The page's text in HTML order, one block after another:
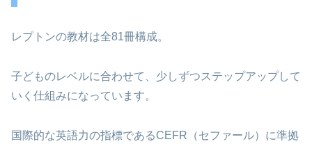
レプトンの教材は全81冊構成。
子どものレベルに合わせて、少しずつステップアップして
いく仕組みになっています。
国際的な英語力の指標であるCEFR（セファール）に準拠